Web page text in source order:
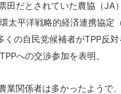
田だとされていた農協（JA
太平洋戦略的経済連携協定
くの自民党候補者がTPP反
への交渉参加を表明。
業関係者は多かったようで